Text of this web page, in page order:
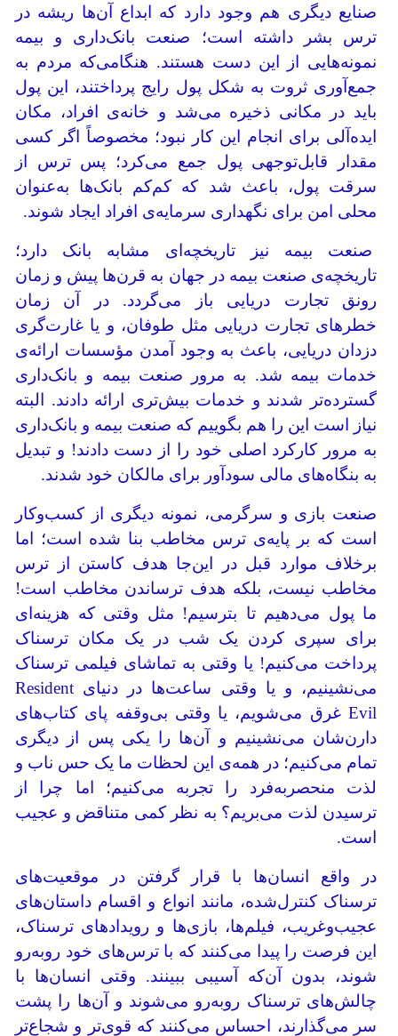
صنایع دیگری هم وجود دارد که ابداع آن‌ها ریشه در
ترس بشر داشته است؛ صنعت بانک‌داری و بیمه
نمونه‌هایی از این دست هستند. هنگامی‌که مردم به
جمع‌آوری ثروت به شکل پول رایج پرداختند، این پول
باید در مکانی ذخیره می‌شد و خانه‌ی افراد، مکان
ایده‌آلی برای انجام این کار نبود؛ مخصوصاً اگر کسی
مقدار قابل‌توجهی پول جمع می‌کرد؛ پس ترس از
سرقت پول، باعث شد که کم‌کم بانک‌ها به‌عنوان
محلی امن برای نگهداری سرمایه‌ی افراد ایجاد شوند.
صنعت بیمه نیز تاریخچه‌ای مشابه بانک دارد؛
تاریخچه‌ی صنعت بیمه در جهان به قرن‌ها پیش و زمان
رونق تجارت دریایی باز می‌گردد. در آن زمان
خطرهای تجارت دریایی مثل طوفان‌، و یا غارت‌گری
دزدان دریایی، باعث به وجود آمدن مؤسسات ارائه‌ی
خدمات بیمه شد. به مرور صنعت بیمه و بانک‌داری
گسترده‌تر شدند و خدمات بیش‌تری ارائه دادند. البته
نیاز است این را هم بگوییم که صنعت بیمه و بانک‌داری
به مرور کارکرد اصلی خود را از دست دادند! و تبدیل
به بنگاه‌های مالی سودآور برای مالکان خود شدند.
صنعت بازی و سرگرمی، نمونه دیگری از کسب‌وکار
است که بر پایه‌ی ترس مخاطب بنا شده است؛ اما
برخلاف موارد قبل در این‌جا هدف کاستن از ترس
مخاطب نیست، بلکه هدف ترساندن مخاطب است!
ما پول می‌دهیم تا بترسیم! مثل وقتی که هزینه‌ای
برای سپری کردن یک شب در یک مکان ترسناک
پرداخت می‌کنیم! یا وقتی به تماشای فیلمی ترسناک
می‌نشینیم، و یا وقتی ساعت‌ها در دنیای Resident
Evil غرق می‌شویم، یا وقتی بی‌وقفه پای کتاب‌های
دارن‌شان می‌نشینیم و آن‌ها را یکی پس از دیگری
تمام می‌کنیم؛ در همه‌ی این لحظات ما یک حس ناب و
لذت منحصربه‌فرد را تجربه می‌کنیم؛ اما چرا از
ترسیدن لذت می‌بریم؟ به نظر کمی متناقض و عجیب
است.
در واقع انسان‌ها با قرار گرفتن در موقعیت‌های
ترسناک کنترل‌شده، مانند انواع و اقسام داستان‌های
عجیب‌وغریب، فیلم‌ها، بازی‌ها و رویدادهای ترسناک،
این فرصت را پیدا می‌کنند که با ترس‌های خود روبه‌رو
شوند، بدون آن‌که آسیبی ببینند. وقتی انسان‌ها با
چالش‌های ترسناک روبه‌رو می‌شوند و آن‌ها را پشت
سر می‌گذارند، احساس می‌کنند که قوی‌تر و شجاع‌تر